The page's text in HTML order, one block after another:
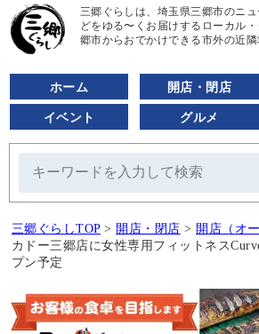
三郷ぐらしは、埼玉県三郷市のニ
どをゆる〜くお届けするローカル
郷市からおでかけできる市外の近隣
ホーム 開店・閉店
イベント グルメ
三郷ぐらしTOP > 開店・閉店 > 開店（オ
カドー三郷店に女性専用フィットネス
プン予定